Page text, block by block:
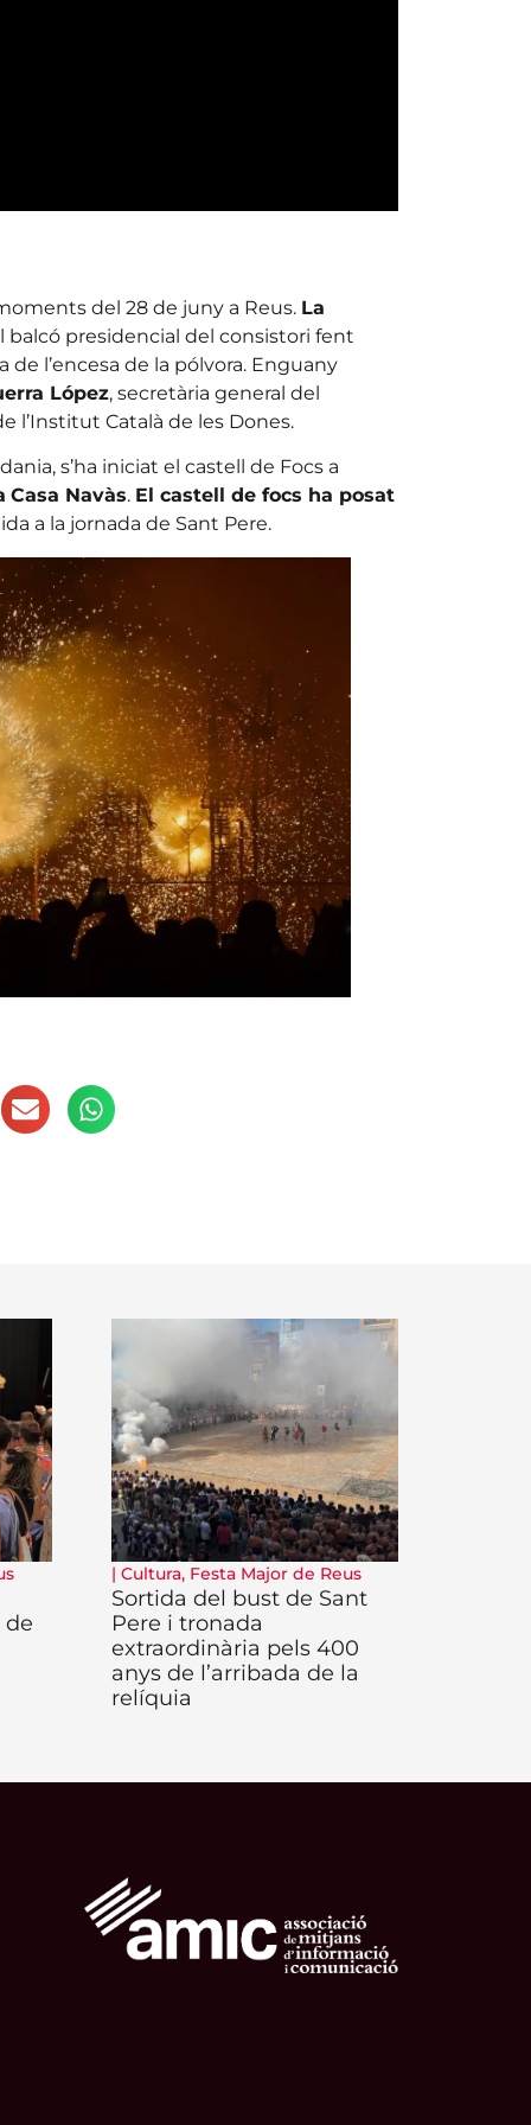
del 28 de juny a Reus. La
balcó presidencial del consistori fent
l’encesa de la pólvora. Enguany
López, secretària general del
l’Institut Català de les Dones.
s’ha iniciat el castell de Focs a
Casa Navàs. El castell de focs ha posat
a la jornada de Sant Pere.
| Cultura, Festa Major de Reus
Sortida del bust de Sant
Pere i tronada
extraordinària pels 400
anys de l’arribada de la
relíquia